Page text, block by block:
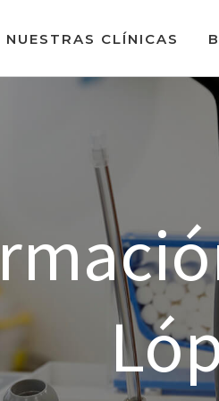
NUESTRAS CLÍNICAS